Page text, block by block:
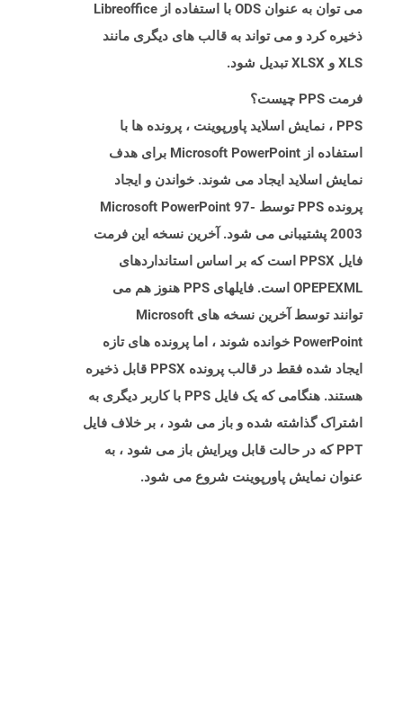
می توان به عنوان ODS با استفاده از Libreoffice
ذخیره کرد و می تواند به قالب های دیگری مانند
XLS و XLSX تبدیل شود.
فرمت PPS چیست؟
PPS ، نمایش اسلاید پاورپوینت ، پرونده ها با
استفاده از Microsoft PowerPoint برای هدف
نمایش اسلاید ایجاد می شوند. خواندن و ایجاد
پرونده PPS توسط Microsoft PowerPoint 97-
2003 پشتیبانی می شود. آخرین نسخه این فرمت
فایل PPSX است که بر اساس استانداردهای
OPEPEXML است. فایلهای PPS هنوز هم می
توانند توسط آخرین نسخه های Microsoft
PowerPoint خوانده شوند ، اما پرونده های تازه
ایجاد شده فقط در قالب پرونده PPSX قابل ذخیره
هستند. هنگامی که یک فایل PPS با کاربر دیگری به
اشتراک گذاشته شده و باز می شود ، بر خلاف فایل
PPT که در حالت قابل ویرایش باز می شود ، به
عنوان نمایش پاورپوینت شروع می شود.